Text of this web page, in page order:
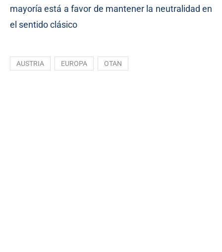
mayoría está a favor de mantener la neutralidad en
el sentido clásico
AUSTRIA EUROPA OTAN